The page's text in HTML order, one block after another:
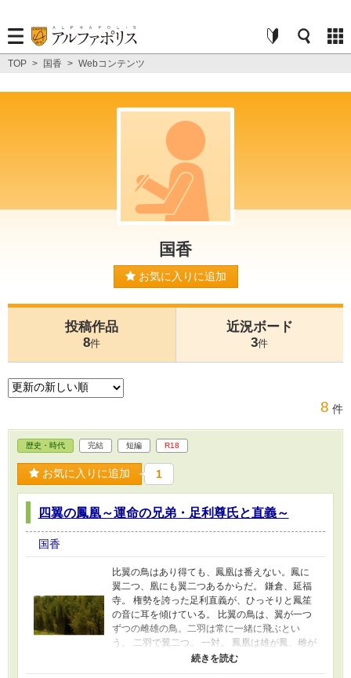
TOP > 国香 > Webコンテンツ
国香
お気に入りに追加
投稿作品
8件
近況ボード
3件
8 件
歴史・時代 完結 短編 R18
お気に入りに追加 1
四翼の鳳凰～運命の兄弟・足利尊氏と直義～
国香
比翼の鳥はあり得ても、鳳凰は番えない。鳳に
翼二つ、凰にも翼二つあるからだ。 鎌倉、延福
寺。 権勢を誇った足利直義が、ひっそりと鳳笙
の音に耳を傾けている。 比翼の鳥は、翼が一つ
ずつの雌雄の鳥。二羽は常に一緒に飛ぶとい
う。 二羽で翼二つ。 一対。 鳳凰は雄が鳳、雌が
凰。 しかし、二羽にはそれぞれ翼が二つずつ。
両雄並び立たず。 鳳凰は二羽存在してはならな